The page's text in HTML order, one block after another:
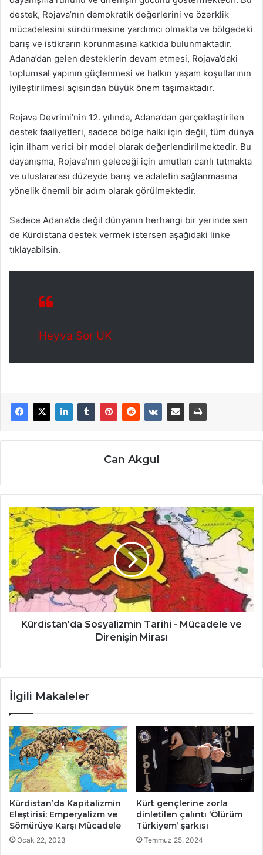
destek, Rojava’nın demokratik değerlerini ve özerklik
mücadelesini sürdürmesine yardımcı olmakta ve bölgedeki
barış ve istikrarın korunmasına katkıda bulunmaktadır.
Adana’dan gelen desteklerin devam etmesi, Rojava’daki
toplumsal yapının güçlenmesi ve halkın yaşam koşullarının
iyileştirilmesi açısından büyük önem taşımaktadır.
Rojava Devrimi’nin 12. yılında, Adana’dan gerçekleştirilen
destek faaliyetleri, sadece bölge halkı için değil, tüm dünya
için ilham verici bir model olarak değerlendirilmektedir. Bu
dayanışma, Rojava’nın geleceği için umutları canlı tutmakta
ve uluslararası düzeyde barış ve adaletin sağlanmasına
yönelik önemli bir adım olarak görülmektedir.
Sadece Adana’da değil dünyanın herhangi bir yerinde sen
de Kürdistana destek vermek istersen aşağıdaki linke
tıklayabilsin.
Heyva Sor UK
Can Akgul
Kürdistan'da
Sosyalizmin
Tarihi
-
Mücadele
ve
Direnişin
Mirası
Kürdistan'da Sosyalizmin Tarihi - Mücadele ve
Direnişin Mirası
İlgili Makaleler
Kürdistan’da Kapitalizmin
Eleştirisi: Emperyalizm ve
Sömürüye Karşı Mücadele
Ocak 22, 2023
Kürt gençlerine zorla
dinletilen çalıntı ‘Ölürüm
Türkiyem’ şarkısı
Temmuz 25, 2024